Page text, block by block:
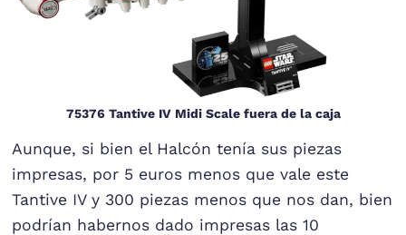
75376 Tantive IV Midi Scale fuera de la caja
Aunque, si bien el Halcón tenía sus piezas
impresas, por 5 euros menos que vale este
Tantive IV y 300 piezas menos que nos dan, bien
podrían habernos dado impresas las 10